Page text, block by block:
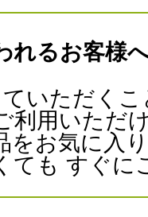
れるお客様
いただくこ
利用いただ
をお気に入
ても すぐに